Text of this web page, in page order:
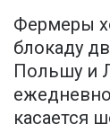
Фермеры
блокаду
Польшу и
касается